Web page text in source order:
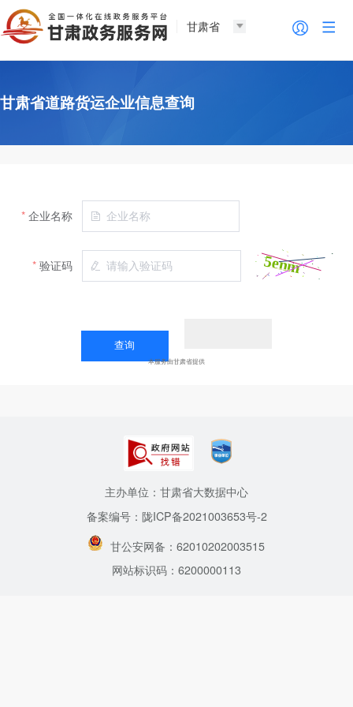
甘肃省
甘肃省道路货运企业信息查询
企业名称
验证码
本服务由甘肃省提供
主办单位：甘肃省大数据中心
备案编号：陇ICP备2021003653号-2
甘公安网备：62010202003515
网站标识码：6200000113